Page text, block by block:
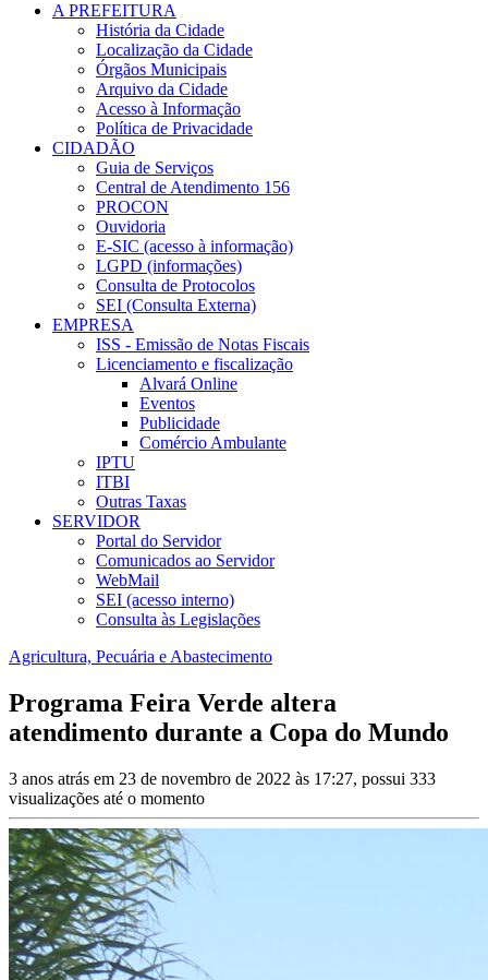
A PREFEITURA
História da Cidade
Localização da Cidade
Órgãos Municipais
Arquivo da Cidade
Acesso à Informação
Política de Privacidade
CIDADÃO
Guia de Serviços
Central de Atendimento 156
PROCON
Ouvidoria
E-SIC (acesso à informação)
LGPD (informações)
Consulta de Protocolos
SEI (Consulta Externa)
EMPRESA
ISS - Emissão de Notas Fiscais
Licenciamento e fiscalização
Alvará Online
Eventos
Publicidade
Comércio Ambulante
IPTU
ITBI
Outras Taxas
SERVIDOR
Portal do Servidor
Comunicados ao Servidor
WebMail
SEI (acesso interno)
Consulta às Legislações
Agricultura, Pecuária e Abastecimento
Programa Feira Verde altera
atendimento durante a Copa do Mundo
3 anos atrás em 23 de novembro de 2022 às 17:27, possui 333
visualizações até o momento